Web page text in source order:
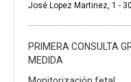
José Lopez Martinez, 1 -
PRIMERA CONSULTA
MEDIDA